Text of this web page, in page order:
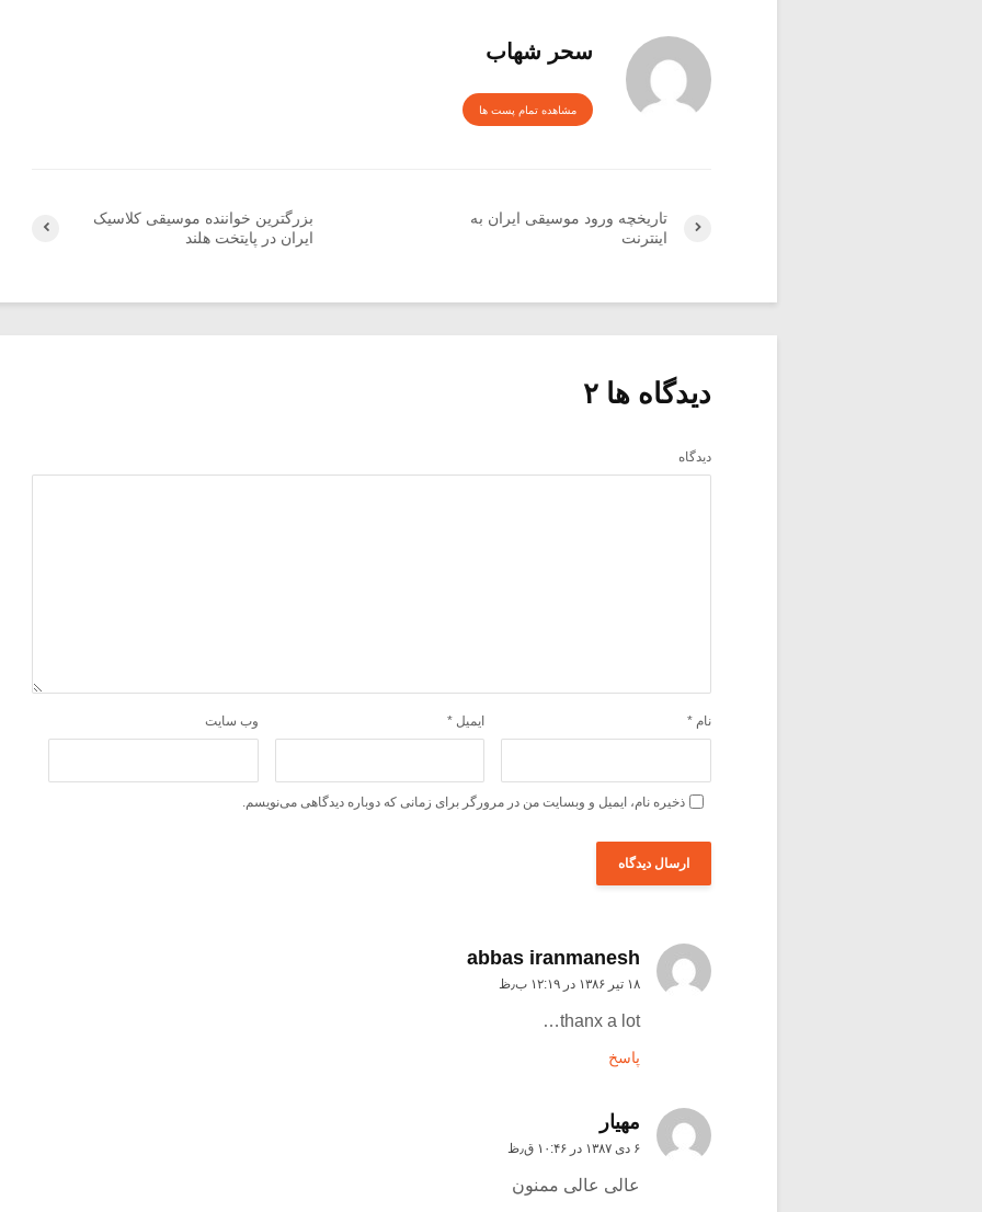
سحر شهاب
مشاهده تمام پست ها
بزرگترین خواننده موسیقی کلاسیک
ایران در پایتخت هلند
تاریخچه ورود موسیقی ایران به
اینترنت
دیدگاه ها ۲
دیدگاه
نام * ایمیل * وب‌ سایت
ذخیره نام، ایمیل و وبسایت من در مرورگر برای زمانی که دوباره دیدگاهی می‌نویسم.
abbas iranmanesh
۱۸ تیر ۱۳۸۶ در ۱۲:۱۹ ب٫ظ
thanx a lot…
پاسخ
مهيار
۶ دی ۱۳۸۷ در ۱۰:۴۶ ق٫ظ
عالی عالی ممنون